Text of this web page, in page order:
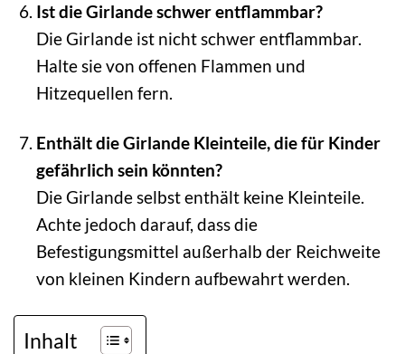
Ist die Girlande schwer entflammbar?
Die Girlande ist nicht schwer entflammbar.
Halte sie von offenen Flammen und
Hitzequellen fern.
Enthält die Girlande Kleinteile, die für Kinder
gefährlich sein könnten?
Die Girlande selbst enthält keine Kleinteile.
Achte jedoch darauf, dass die
Befestigungsmittel außerhalb der Reichweite
von kleinen Kindern aufbewahrt werden.
Inhalt